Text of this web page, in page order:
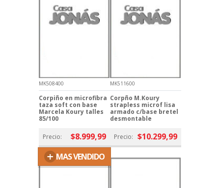
MK508400
Corpiño en microfibra
taza soft con base
Marcela Koury talles
85/100
Precio: $8.999,99
MK511600
Corpño M.Koury
strapless microf lisa
armado c/base bretel
desmontable
Precio: $10.299,99
+ MAS VENDIDO